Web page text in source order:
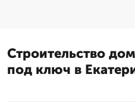
Строительство
под ключ в